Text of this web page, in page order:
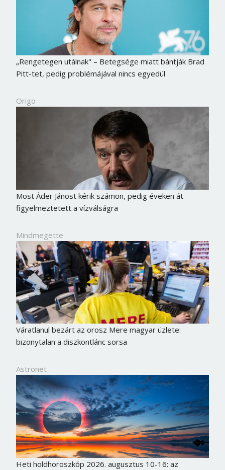
„Rengetegen utálnak" – Betegsége miatt bántják Brad
Pitt-tet, pedig problémájával nincs egyedül
Origo
Most Áder Jánost kérik számon, pedig éveken át
figyelmeztetett a vízválságra
Mindmegette
Váratlanul bezárt az orosz Mere magyar üzlete:
bizonytalan a diszkontlánc sorsa
Astronet
Heti holdhoroszkóp 2026. augusztus 10-16: az